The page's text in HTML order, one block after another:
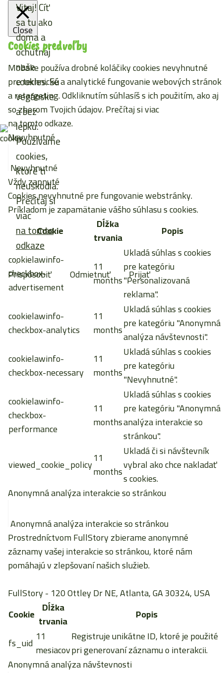
Vitaj! Cíť
sa tu ako
doma a
ochutnaj
naše
cookies. Sú
vegánske
a bez
lepku.
Používame
cookies,
ktoré ti
neuškodia.
Prečítaj si
viac
na tomto
odkaze
.
Prispôsobiť Odmietnuť Prijať
Close
Cookies predvoľby
Mobake používa drobné koláčiky cookies nevyhnutné
pre technické a analytické fungovanie webových stránok
a retargeting. Odkliknutím súhlasíš s ich použitím, ako aj
so zberom Tvojich údajov. Prečítaj si viac
na tomto odkaze.
Nevyhnutné
Nevyhnutné
Vždy zapnuté
Cookies nevyhnutné pre fungovanie webstránky.
Príkladom je zapamätanie vášho súhlasu s cookies.
Cookie
Dĺžka
trvania
Popis
cookielawinfo-
checkbox-
advertisement
11
months
Ukladá súhlas s cookies
pre kategóriu
"Personalizovaná
reklama".
cookielawinfo-
checkbox-analytics
11
months
Ukladá súhlas s cookies
pre kategóriu "Anonymná
analýza návštevnosti".
cookielawinfo-
checkbox-necessary
11
months
Ukladá súhlas s cookies
pre kategóriu
"Nevyhnutné".
cookielawinfo-
checkbox-
performance
11
months
Ukladá súhlas s cookies
pre kategóriu "Anonymná
analýza interakcie so
stránkou".
viewed_cookie_policy11
months
Ukladá či si návštevník
vybral ako chce nakladať
s cookies.
Anonymná analýza interakcie so stránkou
Anonymná analýza interakcie so stránkou
Prostredníctvom FullStory zbierame anonymné
záznamy vašej interakcie so stránkou, ktoré nám
pomáhajú v zlepšovaní našich služieb.
FullStory- 120 Ottley Dr NE, Atlanta, GA 30324, USA
Cookie Dĺžka
trvania
Popis
fs_uid 11
mesiacov
Registruje unikátne ID, ktoré je použité
pri generovaní záznamu o interakcii.
Anonymná analýza návštevnosti